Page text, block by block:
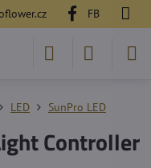
FB
LED SunPro LED
Controller